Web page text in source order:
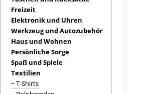
Freizeit
Elektronik und Uhren
Werkzeug und Autozubehör
Haus und Wohnen
Persönliche Sorge
Spaß und Spiele
Textilien
− T-Shirts